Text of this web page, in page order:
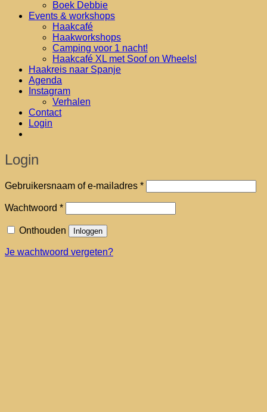
Boek Debbie
Events & workshops
Haakcafé
Haakworkshops
Camping voor 1 nacht!
Haakcafé XL met Soof on Wheels!
Haakreis naar Spanje
Agenda
Instagram
Verhalen
Contact
Login
Login
Gebruikersnaam of e-mailadres *Vereist
Wachtwoord *Vereist
Onthouden Inloggen
Je wachtwoord vergeten?